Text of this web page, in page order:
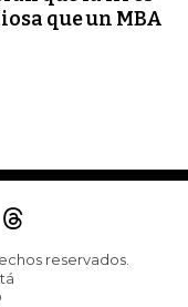
que un MBA
reservados.